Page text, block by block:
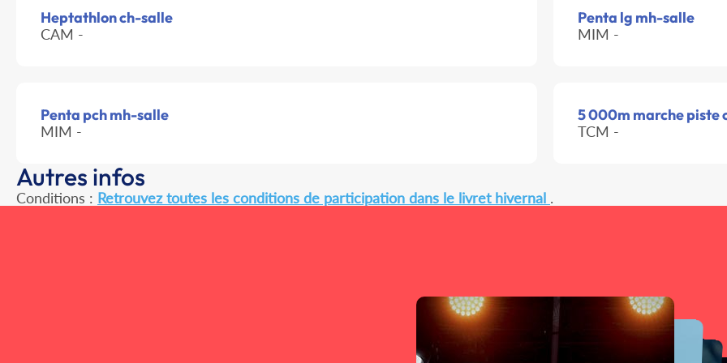
Heptathlon ch-salle
CAM -
Penta lg mh-salle
MIM -
Penta pch mh-salle
MIM -
5 000m marche piste
TCM -
Autres infos
Conditions : Retrouvez toutes les conditions de participation dans le livret hivernal .